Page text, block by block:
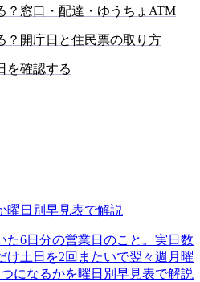
？窓口・配達・ゆうちょATM
？開庁日と住民票の取り方
を確認する
曜日別早見表で解説
た6日分の営業日のこと。実日数
け土日を2回またいで翌々週月曜
になるかを曜日別早見表で解説